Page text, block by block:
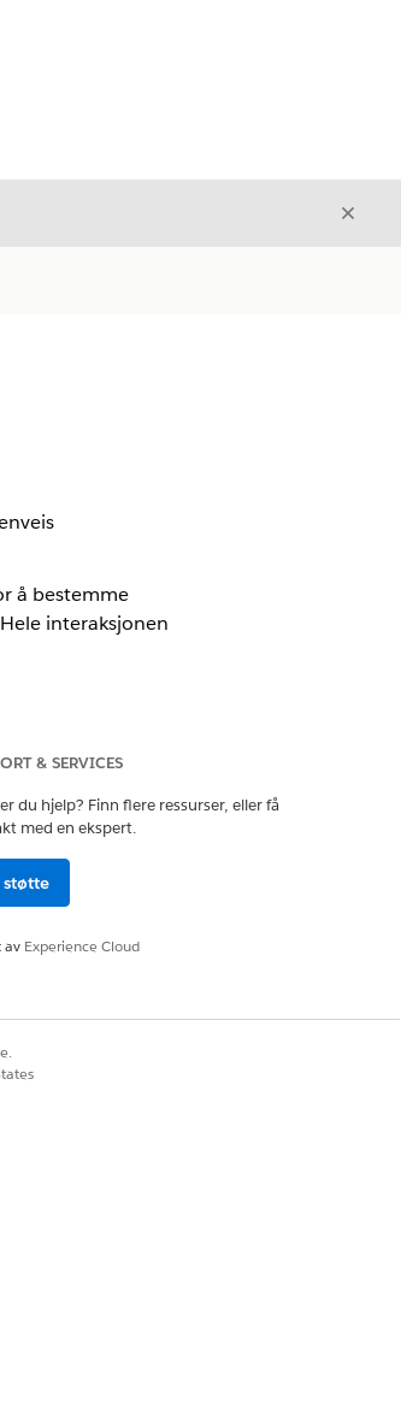
Avslutt
å bestemme
interaksjonen
Her er noen
postmeldingen.
å be om hjelp.
& SERVICES
du hjelp? Finn flere ressurser, eller få
med en ekspert.
støtte
av Experience Cloud